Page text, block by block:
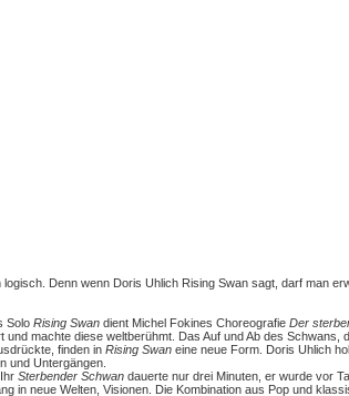
logisch. Denn wenn Doris Uhlich Rising Swan sagt, darf man
Solo Rising Swan dient Michel Fokines Choreografie Der
machte diese weltberühmt. Das Auf und Ab des Schwans,
finden in Rising Swan eine neue Form. Doris Uhlich
und Untergängen.
Sterbender Schwan dauerte nur drei Minuten, er wurde vor
in neue Welten, Visionen. Die Kombination aus Pop und